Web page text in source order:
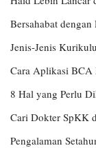
Bersahabat
Jenis-Jenis
Cara Aplikasi BCA
8 Hal yang Perlu
Cari Dokter SpKK
Pengalaman